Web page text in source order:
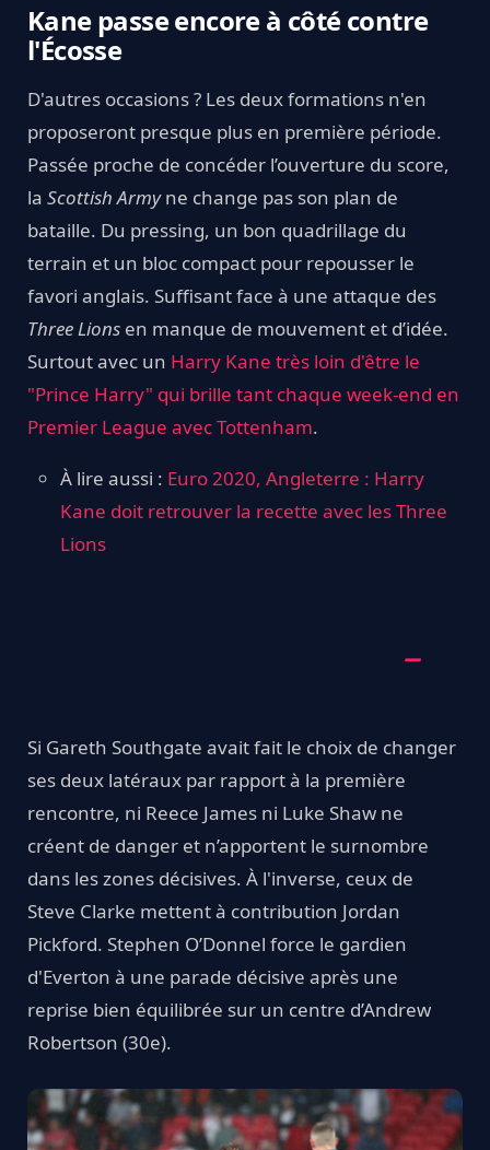
Kane passe encore à côté contre
l'Écosse
D'autres occasions ? Les deux formations n'en
proposeront presque plus en première période.
Passée proche de concéder l’ouverture du score,
la Scottish Armyne change pas son plan de
bataille. Du pressing, un bon quadrillage du
terrain et un bloc compact pour repousser le
favori anglais. Suffisant face à une attaque des
Three Lions en manque de mouvement et d’idée.
Surtout avec un Harry Kane très loin d'être le
"Prince Harry" qui brille tant chaque week-end en
Premier League avec Tottenham.
À lire aussi : Euro 2020, Angleterre : Harry
Kane doit retrouver la recette avec les Three
Lions
Si Gareth Southgate avait fait le choix de changer
ses deux latéraux par rapport à la première
rencontre, ni Reece James ni Luke Shaw ne
créent de danger et n’apportent le surnombre
dans les zones décisives. À l'inverse, ceux de
Steve Clarke mettent à contribution Jordan
Pickford. Stephen O’Donnel force le gardien
d'Everton à une parade décisive après une
reprise bien équilibrée sur un centre d’Andrew
Robertson (30e).